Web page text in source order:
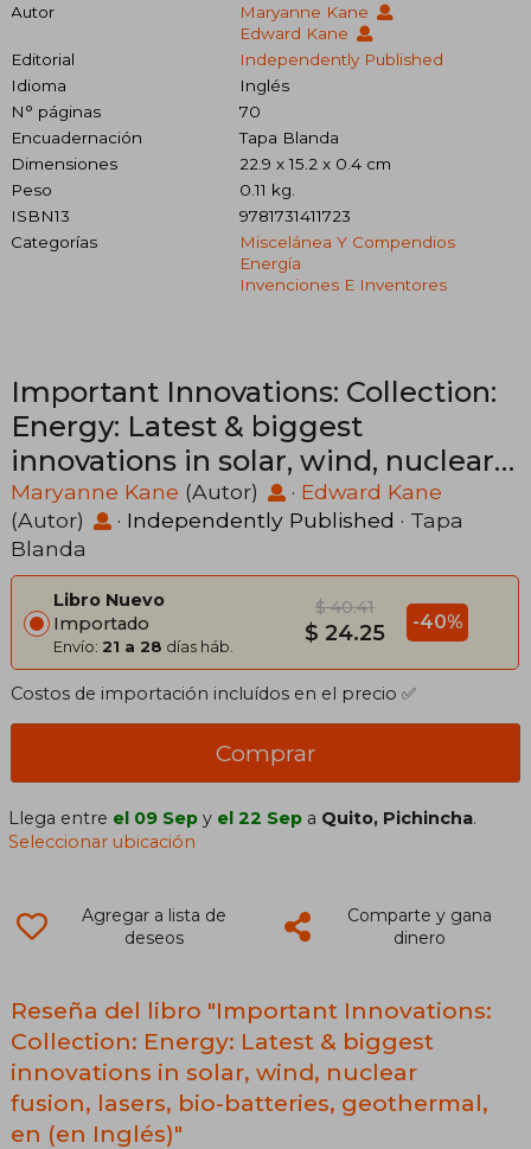
Autor
Maryanne Kane
Edward Kane
Editorial
Independently Published
Idioma
Inglés
N° páginas
70
Encuadernación
Tapa Blanda
Dimensiones
22.9 x 15.2 x 0.4 cm
Peso
0.11 kg.
ISBN13
9781731411723
Categorías
Miscelánea Y Compendios
Energía
Invenciones E Inventores
Important Innovations: Collection:
Energy: Latest & biggest
innovations in solar, wind, nuclear
fusion, lasers, bio-batteries,
geothermal, en (en Inglés)
Maryanne Kane (Autor) · Edward Kane
(Autor)
· Independently Published · Tapa
Blanda
Libro Nuevo
Importado
Envío: 21 a 28 días háb.
$ 40.41
$ 24.25 -40%
Costos de importación incluídos en el precio ✅
Comprar
Llega entre el 09 Sep y el 22 Sep a Quito, Pichincha.
Seleccionar ubicación
Agregar a lista de
deseos
Comparte y gana
dinero
Reseña del libro "Important Innovations:
Collection: Energy: Latest & biggest
innovations in solar, wind, nuclear
fusion, lasers, bio-batteries, geothermal,
en (en Inglés)"